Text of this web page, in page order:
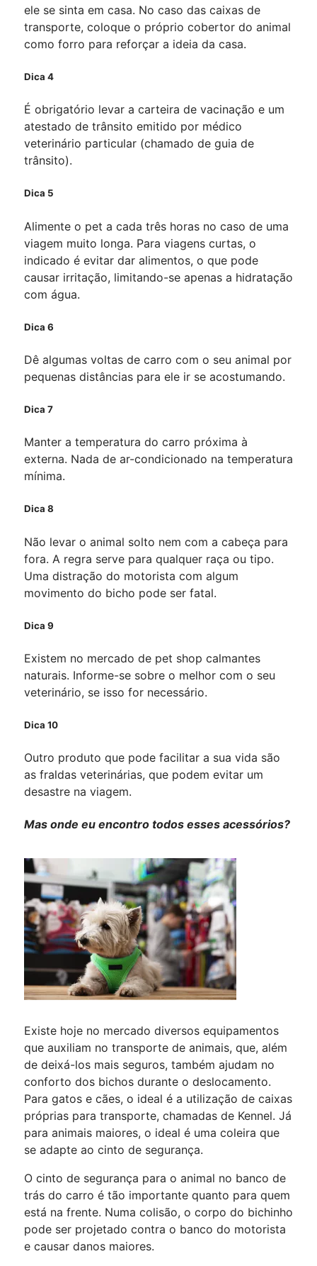
ele se sinta em casa. No caso das caixas de
transporte, coloque o próprio cobertor do animal
como forro para reforçar a ideia da casa.
Dica 4
É obrigatório levar a carteira de vacinação e um
atestado de trânsito emitido por médico
veterinário particular (chamado de guia de
trânsito).
Dica 5
Alimente o pet a cada três horas no caso de uma
viagem muito longa. Para viagens curtas, o
indicado é evitar dar alimentos, o que pode
causar irritação, limitando-se apenas a hidratação
com água.
Dica 6
Dê algumas voltas de carro com o seu animal por
pequenas distâncias para ele ir se acostumando.
Dica 7
Manter a temperatura do carro próxima à
externa. Nada de ar-condicionado na temperatura
mínima.
Dica 8
Não levar o animal solto nem com a cabeça para
fora. A regra serve para qualquer raça ou tipo.
Uma distração do motorista com algum
movimento do bicho pode ser fatal.
Dica 9
Existem no mercado de pet shop calmantes
naturais. Informe-se sobre o melhor com o seu
veterinário, se isso for necessário.
Dica 10
Outro produto que pode facilitar a sua vida são
as fraldas veterinárias, que podem evitar um
desastre na viagem.
Mas onde eu encontro todos esses acessórios?
Existe hoje no mercado diversos equipamentos
que auxiliam no transporte de animais, que, além
de deixá-los mais seguros, também ajudam no
conforto dos bichos durante o deslocamento.
Para gatos e cães, o ideal é a utilização de caixas
próprias para transporte, chamadas de Kennel. Já
para animais maiores, o ideal é uma coleira que
se adapte ao cinto de segurança.
O cinto de segurança para o animal no banco de
trás do carro é tão importante quanto para quem
está na frente. Numa colisão, o corpo do bichinho
pode ser projetado contra o banco do motorista
e causar danos maiores.